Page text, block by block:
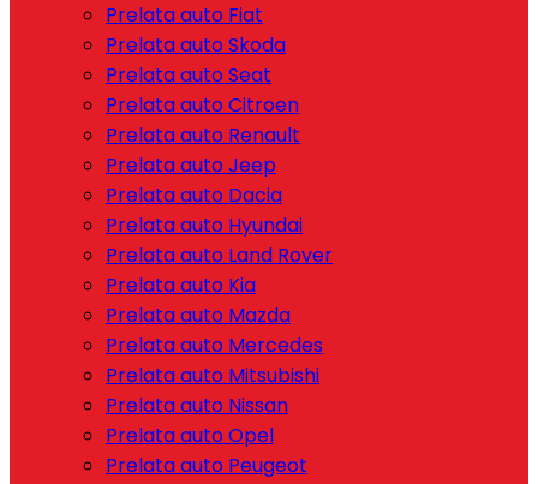
Prelata auto Fiat
Prelata auto Skoda
Prelata auto Seat
Prelata auto Citroen
Prelata auto Renault
Prelata auto Jeep
Prelata auto Dacia
Prelata auto Hyundai
Prelata auto Land Rover
Prelata auto Kia
Prelata auto Mazda
Prelata auto Mercedes
Prelata auto Mitsubishi
Prelata auto Nissan
Prelata auto Opel
Prelata auto Peugeot